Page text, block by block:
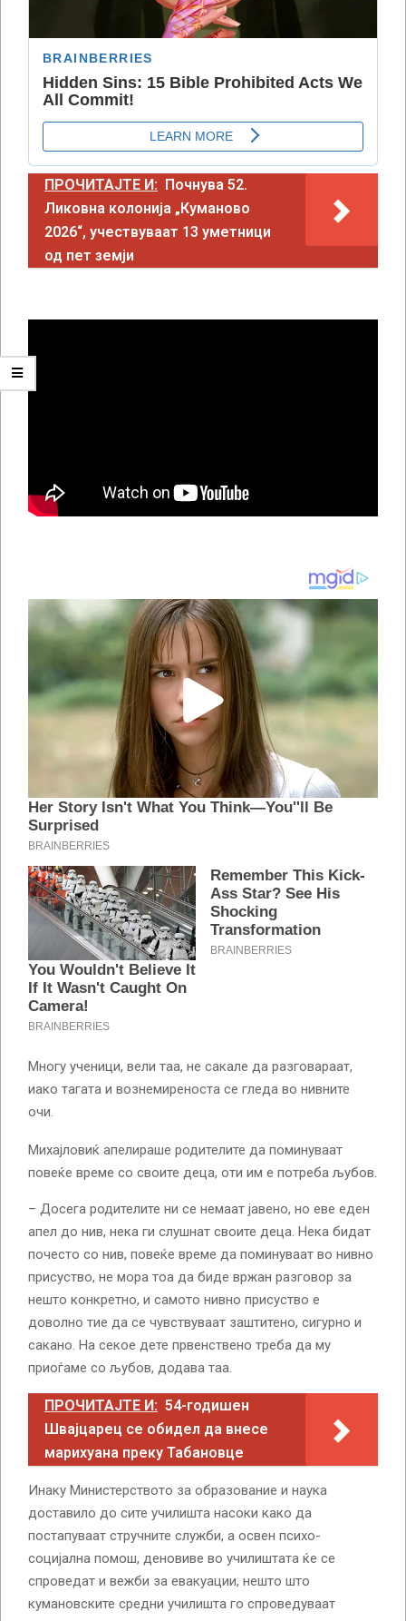
ПРОЧИТАЈТЕ И: Почнува 52.
Ликовна колонија „Куманово
2026“, учествуваат 13 уметници
од пет земји
Многу ученици, вели таа, не сакале да разговараат,
иако тагата и вознемиреноста се гледа во нивните
очи.
Михајловиќ апелираше родителите да поминуваат
повеќе време со своите деца, оти им е потреба љубов.
– Досега родителите ни се немаат јавено, но еве еден
апел до нив, нека ги слушнат своите деца. Нека бидат
почесто со нив, повеќе време да поминуваат во нивно
присуство, не мора тоа да биде вржан разговор за
нешто конкретно, и самото нивно присуство е
доволно тие да се чувствуваат заштитено, сигурно и
сакано. На секое дете првенствено треба да му
приоѓаме со љубов, додава таа.
ПРОЧИТАЈТЕ И: 54-годишен
Швајцарец се обидел да внесе
марихуана преку Табановце
Инаку Министерството за образование и наука
доставило до сите училишта насоки како да
постапуваат стручните служби, а освен психо-
социјална помош, деновиве во училиштата ќе се
спроведат и вежби за евакуации, нешто што
кумановските средни училишта го спроведуваат